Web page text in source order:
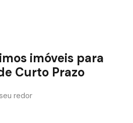
imóveis para
Curto Prazo
redor